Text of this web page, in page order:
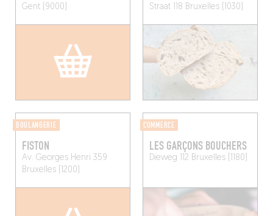
Gent (9000)
Straat 118 Bruxelles (1030)
BOULANGERIE
FISTON
Av. Georges Henri 359
Bruxelles (1200)
COMMERCE
LES GARÇONS BOUCHERS
Dieweg 112 Bruxelles (1180)